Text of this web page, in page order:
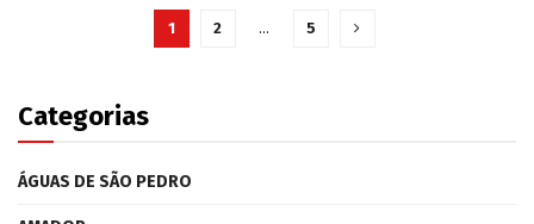
1 2 … 5
Categorias
ÁGUAS DE SÃO PEDRO